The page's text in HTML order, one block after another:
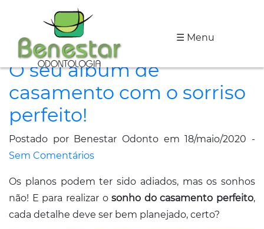
☰ Menu
A
Clínica
Especialidades
Depoimentos
Dicas
de
Saúde
O seu álbum de
casamento com o sorriso
perfeito!
Postado por Benestar Odonto em 18/maio/2020 -
Sem Comentários
Os planos podem ter sido adiados, mas os sonhos
não! E para realizar osonho do casamento perfeito,
cada detalhe deve ser bem planejado, certo?